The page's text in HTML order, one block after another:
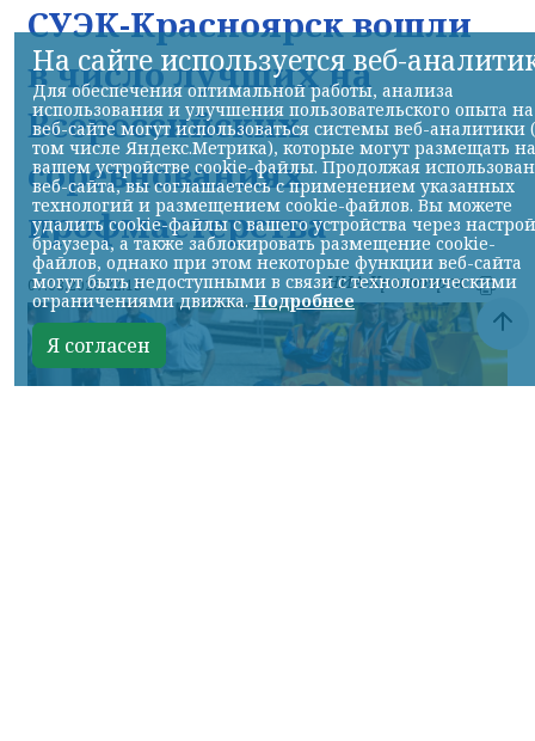
СУЭК-Красноярск вошли
в число лучших на
Всероссийских
соревнованиях
профмастерства
07.08.2026 22:13 НИА-Красноярск
На сайте используется веб-
Для обеспечения оптимальной работы, анализа
использования и улучшения пользовательского опыта на
веб-сайте могут использоваться системы веб-аналитики
том числе Яндекс.Метрика), которые могут размещать на
вашем устройстве cookie-файлы. Продолжая
веб-сайта, вы соглашаетесь с применением указанных
технологий и размещением cookie-файлов. Вы можете
удалить cookie-файлы с вашего устройства через
браузера, а также заблокировать размещение cookie-
файлов, однако при этом некоторые функции веб-сайта
могут быть недоступными в связи с технологическими
ограничениями движка.Подробнее
Я согласен